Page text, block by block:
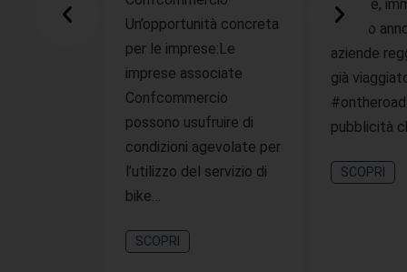
Un’opportunità concreta
per le imprese:Le
imprese associate
Confcommercio
possono usufruire di
condizioni agevolate per
l’utilizzo del servizio di
bike…
SCOPRI
offerte,
questo
aziende
già
pubblicità
SCOPRI